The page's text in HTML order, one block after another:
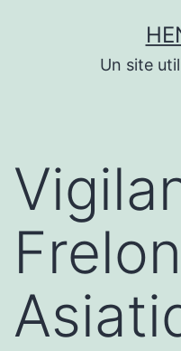
Un site
Frelon